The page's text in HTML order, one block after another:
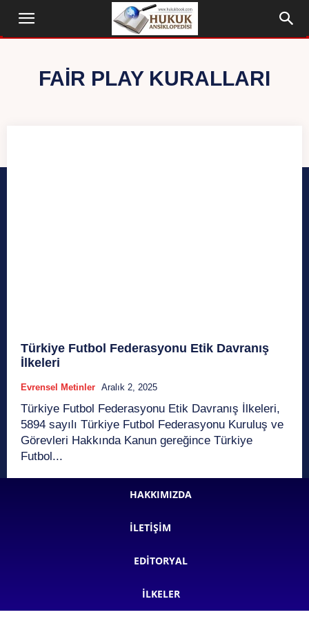
FAIR PLAY KURALLARI
Türkiye Futbol Federasyonu Etik Davranış
İlkeleri
Evrensel Metinler Aralık 2, 2025
Türkiye Futbol Federasyonu Etik Davranış İlkeleri,
5894 sayılı Türkiye Futbol Federasyonu Kuruluş ve
Görevleri Hakkında Kanun gereğince Türkiye
Futbol...
HAKKIMIZDA
İLETIŞIM
EDITORYAL
İLKELER